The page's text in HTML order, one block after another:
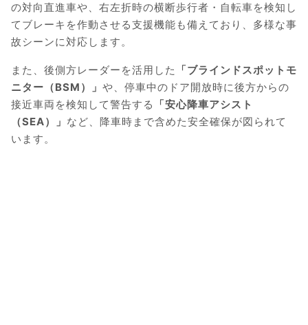
の対向直進車や、右左折時の横断歩行者・自転車を検知し
てブレーキを作動させる支援機能も備えており、多様な事
故シーンに対応します。
また、後側方レーダーを活用した
「ブラインドスポットモ
ニター（BSM）」 や、停車中のドア開放時に後方からの
接近車両を検知して警告する
「安心降車アシスト
（SEA）」 など、降車時まで含めた安全確保が図られて
います。